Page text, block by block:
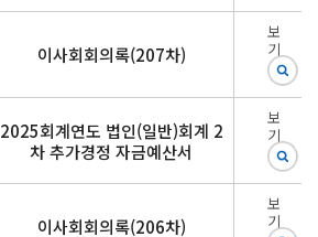
이사회회의록(207차)
보
기
2025회계연도 법인(일반)회계 2
차 추가경정 자금예산서
보
기
이사회회의록(206차)
보
기